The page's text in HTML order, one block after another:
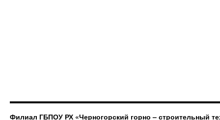
Филиал ГБПОУ РХ «Черногорский горно – строительный